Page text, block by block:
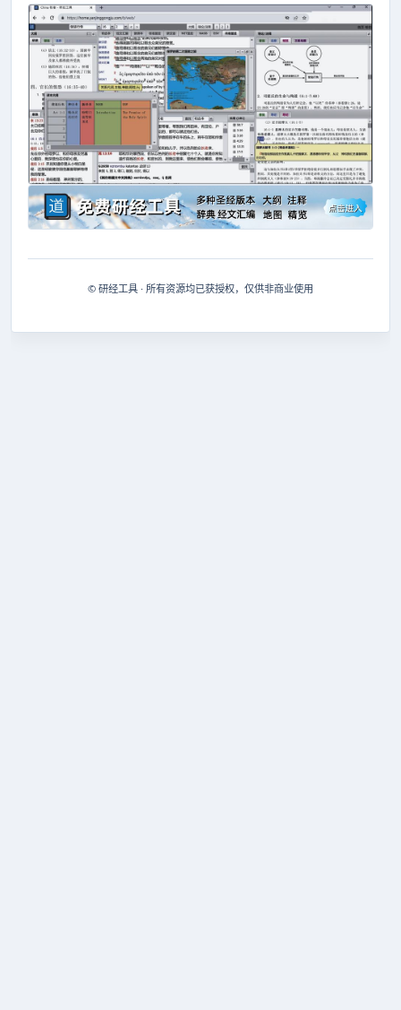
© 研经工具 · 所有资源均已获授权，仅供非商业使用